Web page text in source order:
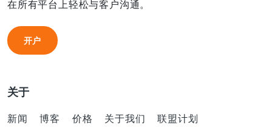
在所有平台上轻松与客户沟通。
开户
开户
关于
新闻 博客 价格 关于我们 联盟计划